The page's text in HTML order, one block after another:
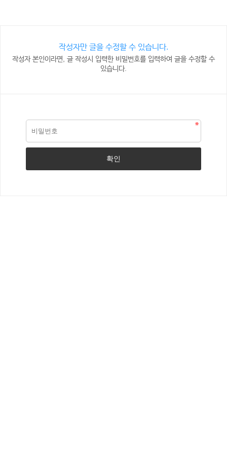
작성자만 글을 수정할 수 있습니다.
작성자 본인이라면, 글 작성시 입력한 비밀번호를 입력하여 글을 수정할 수
있습니다.